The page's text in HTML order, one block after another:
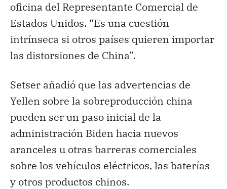
oficina del Representante Comercial de
Estados Unidos. “Es una cuestión
intrínseca si otros países quieren importar
las distorsiones de China”.
Setser añadió que las advertencias de
Yellen sobre la sobreproducción china
pueden ser un paso inicial de la
administración Biden hacia nuevos
aranceles u otras barreras comerciales
sobre los vehículos eléctricos, las baterías
y otros productos chinos.